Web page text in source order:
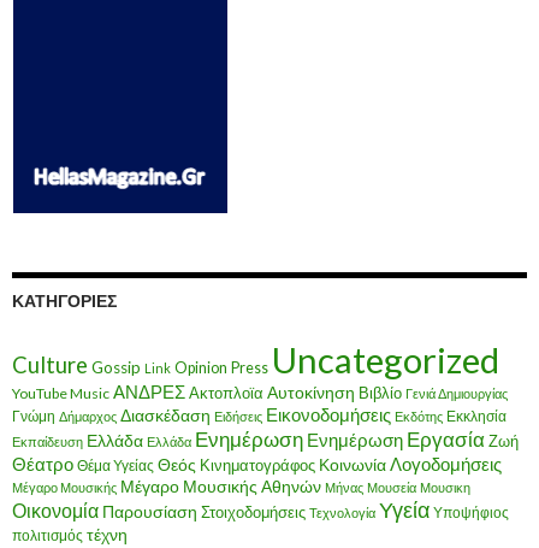
ΚΑΤΗΓΟΡΊΕΣ
Culture Gossip Link Opinion Press Uncategorized
YouTube Music ΑΝΔΡΕΣΑκτοπλοϊα Αυτοκίνηση Βιβλίο Γενιά Δημιουργίας
Γνώμη Δήμαρχος Διασκέδαση Ειδήσεις Εικονοδομήσεις Εκδότης Εκκλησία
Εκπαίδευση Ελλάδα Ελλάδα Ενημέρωση Ενημέρωση ΕργασίαΖωή
Θέατρο Θέμα Υγείας Θεός Κινηματογράφος ΚοινωνίαΛογοδομήσεις
Μέγαρο Μουσικής Μέγαρο Μουσικής Αθηνών Μήνας Μουσεία Μουσικη
Οικονομία Παρουσίαση Στοιχοδομήσεις Τεχνολογία Υγεία Υποψήφιος
πολιτισμός τέχνη